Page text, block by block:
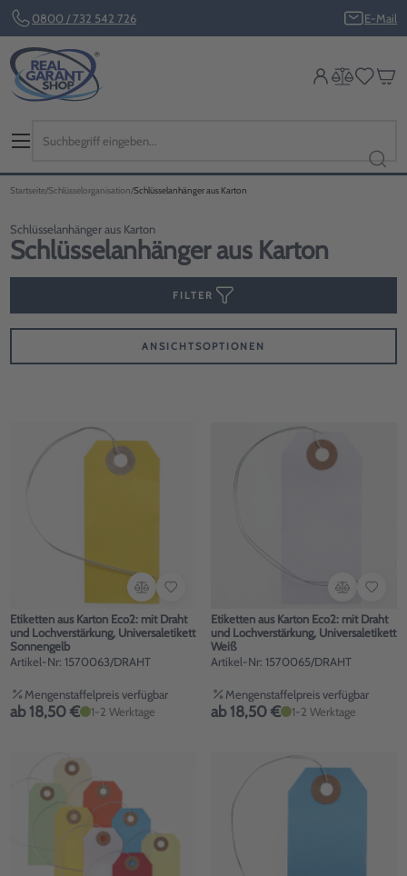
0800 / 732 542 726 E-Mail
Startseite Schlüsselorganisation Schlüsselanhänger aus Karton
Schlüsselanhänger aus Karton
Schlüsselanhänger aus Karton
FILTER
ANSICHTSOPTIONEN
Etiketten aus Karton Eco2: mit Draht
und Lochverstärkung, Universaletikett
Sonnengelb
Artikel-Nr: 1570063/DRAHT
Mengenstaffelpreis verfügbar
ab 18,50 € 1-2 Werktage
Etiketten aus Karton Eco2: mit Draht
und Lochverstärkung, Universaletikett
Weiß
Artikel-Nr: 1570065/DRAHT
Mengenstaffelpreis verfügbar
ab 18,50 € 1-2 Werktage